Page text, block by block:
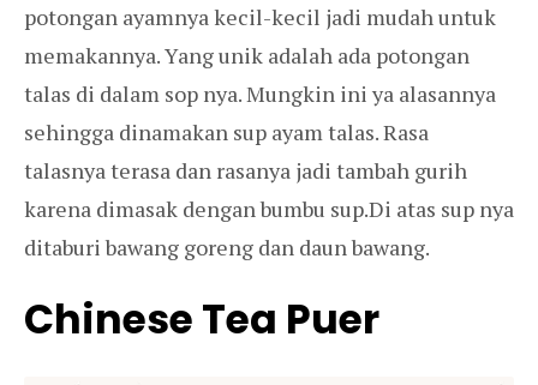
potongan ayamnya kecil-kecil jadi mudah untuk
memakannya. Yang unik adalah ada potongan
talas di dalam sop nya. Mungkin ini ya alasannya
sehingga dinamakan sup ayam talas. Rasa
talasnya terasa dan rasanya jadi tambah gurih
karena dimasak dengan bumbu sup.Di atas sup nya
ditaburi bawang goreng dan daun bawang.
Chinese Tea Puer